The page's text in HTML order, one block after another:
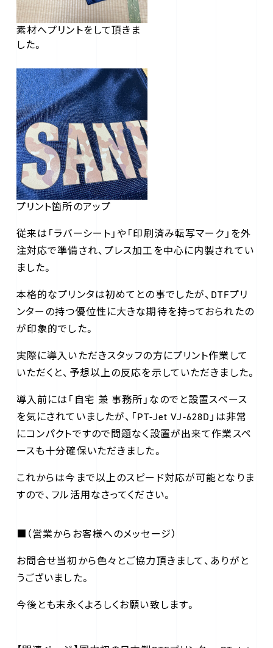
素材へプリントをして頂きま
した。
プリント箇所のアップ
従来は「ラバーシート」や「印刷済み転写マーク」を外
注対応で準備され、プレス加工を中心に内製されてい
ました。
本格的なプリンタは初めてとの事でしたが、DTFプリ
ンターの持つ優位性に大きな期待を持っておられたの
が印象的でした。
実際に導入いただきスタッフの方にプリント作業して
いただくと、予想以上の反応を示していただきました。
導入前には「自宅 兼 事務所」なのでと設置スペース
を気にされていましたが、「PT-Jet VJ-628D」は非常
にコンパクトですので問題なく設置が出来て作業スペ
ースも十分確保いただきました。
これからは今まで以上のスピード対応が可能となりま
すので、フル活用なさってください。
■（営業からお客様へのメッセージ）
お問合せ当初から色々とご協力頂きまして、ありがと
うございました。
今後とも末永くよろしくお願い致します。